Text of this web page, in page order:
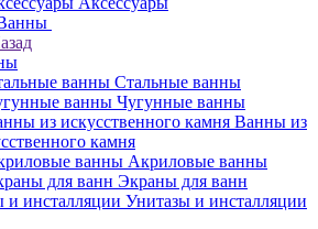
Стальные ванны
Чугунные ванны
Ванны из
камня
Акриловые ванны
Экраны для ванн
Унитазы и инсталляции